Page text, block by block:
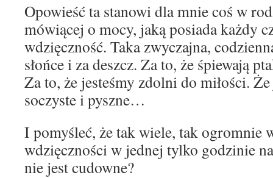
Opowieść ta stanowi dla mnie coś w
mówiącej o mocy, jaką posiada każdy
wdzięczność. Taka zwyczajna,
słońce i za deszcz. Za to, że śpiewają
Za to, że jesteśmy zdolni do miłości.
soczyste i pyszne…
I pomyśleć, że tak wiele, tak ogromnie
wdzięczności w jednej tylko godzinie
nie jest cudowne?